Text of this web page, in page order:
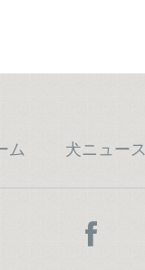
ム 犬ニュース